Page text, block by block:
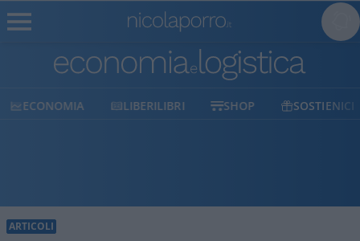
ECONOMIA LIBERILIBRI SHOP SOSTIENICI
ARTICOLI